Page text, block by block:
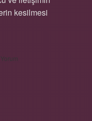
kesilmesi